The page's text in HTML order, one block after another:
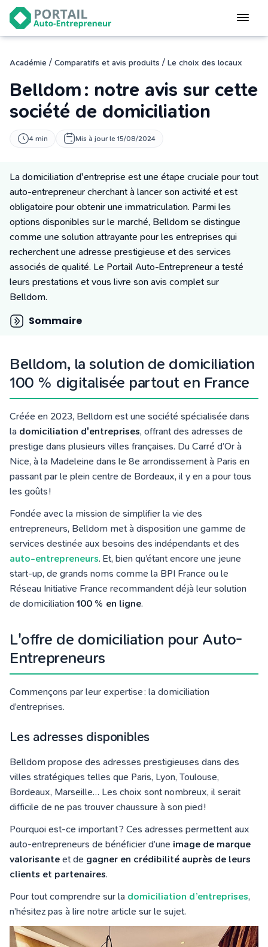
Devenir
auto-entrepreneur
logiciel de facturation
Modifier
mon auto-entreprise
mon activité
CONNEXION
Statut auto-entrepreneur
Programmes de Formation
L’académie
Tarifs
Blog
Académie / Comparatifs et avis produits / Le choix des locaux
Belldom : notre avis sur cette
société de domiciliation
4 min Mis à jour le 15/08/2024
La domiciliation d'entreprise est une étape cruciale pour tout
auto-entrepreneur cherchant à lancer son activité et est
obligatoire pour obtenir une immatriculation. Parmi les
options disponibles sur le marché, Belldom se distingue
comme une solution attrayante pour les entreprises qui
recherchent une adresse prestigieuse et des services
associés de qualité. Le Portail Auto-Entrepreneur a testé
leurs prestations et vous livre son avis complet sur
Belldom.
Sommaire
Belldom, la solution de domiciliation
100 % digitalisée partout en France
Créée en 2023, Belldom est une société spécialisée dans
la domiciliation d'entreprises, offrant des adresses de
prestige dans plusieurs villes françaises. Du Carré d’Or à
Nice, à la Madeleine dans le 8e arrondissement à Paris en
passant par le plein centre de Bordeaux, il y en a pour tous
les goûts !
Fondée avec la mission de simplifier la vie des
entrepreneurs, Belldom met à disposition une gamme de
services destinée aux besoins des indépendants et des
auto-entrepreneurs. Et, bien qu’étant encore une jeune
start-up, de grands noms comme la BPI France ou le
Réseau Initiative France recommandent déjà leur solution
de domiciliation 100 % en ligne.
L'offre de domiciliation pour Auto-
Entrepreneurs
Commençons par leur expertise : la domiciliation
d’entreprises.
Les adresses disponibles
Belldom propose des adresses prestigieuses dans des
villes stratégiques telles que Paris, Lyon, Toulouse,
Bordeaux, Marseille… Les choix sont nombreux, il serait
difficile de ne pas trouver chaussure à son pied !
Pourquoi est-ce important ? Ces adresses permettent aux
auto-entrepreneurs de bénéficier d’une image de marque
valorisante et de gagner en crédibilité auprès de leurs
clients et partenaires.
Pour tout comprendre sur la domiciliation d’entreprises,
n’hésitez pas à lire notre article sur le sujet.